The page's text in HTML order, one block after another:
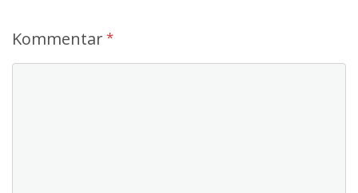
Kommentar*